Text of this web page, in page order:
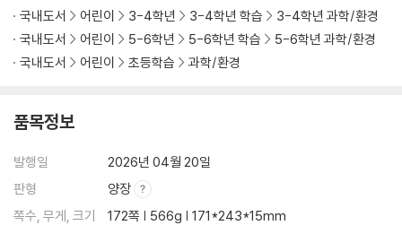
국내도서 어린이 3-4학년 3-4학년 학습
3-4학년 과학/환경
국내도서
어린이 5-6학년 5-6학년 학습
5-6학년 과학/환경
국내도서
어린이 초등학습 과학/환경
품목정보
발행일
2026년 04월 20일
판형
양장
쪽수, 무게, 크기
172쪽 | 566g | 171*243*15mm